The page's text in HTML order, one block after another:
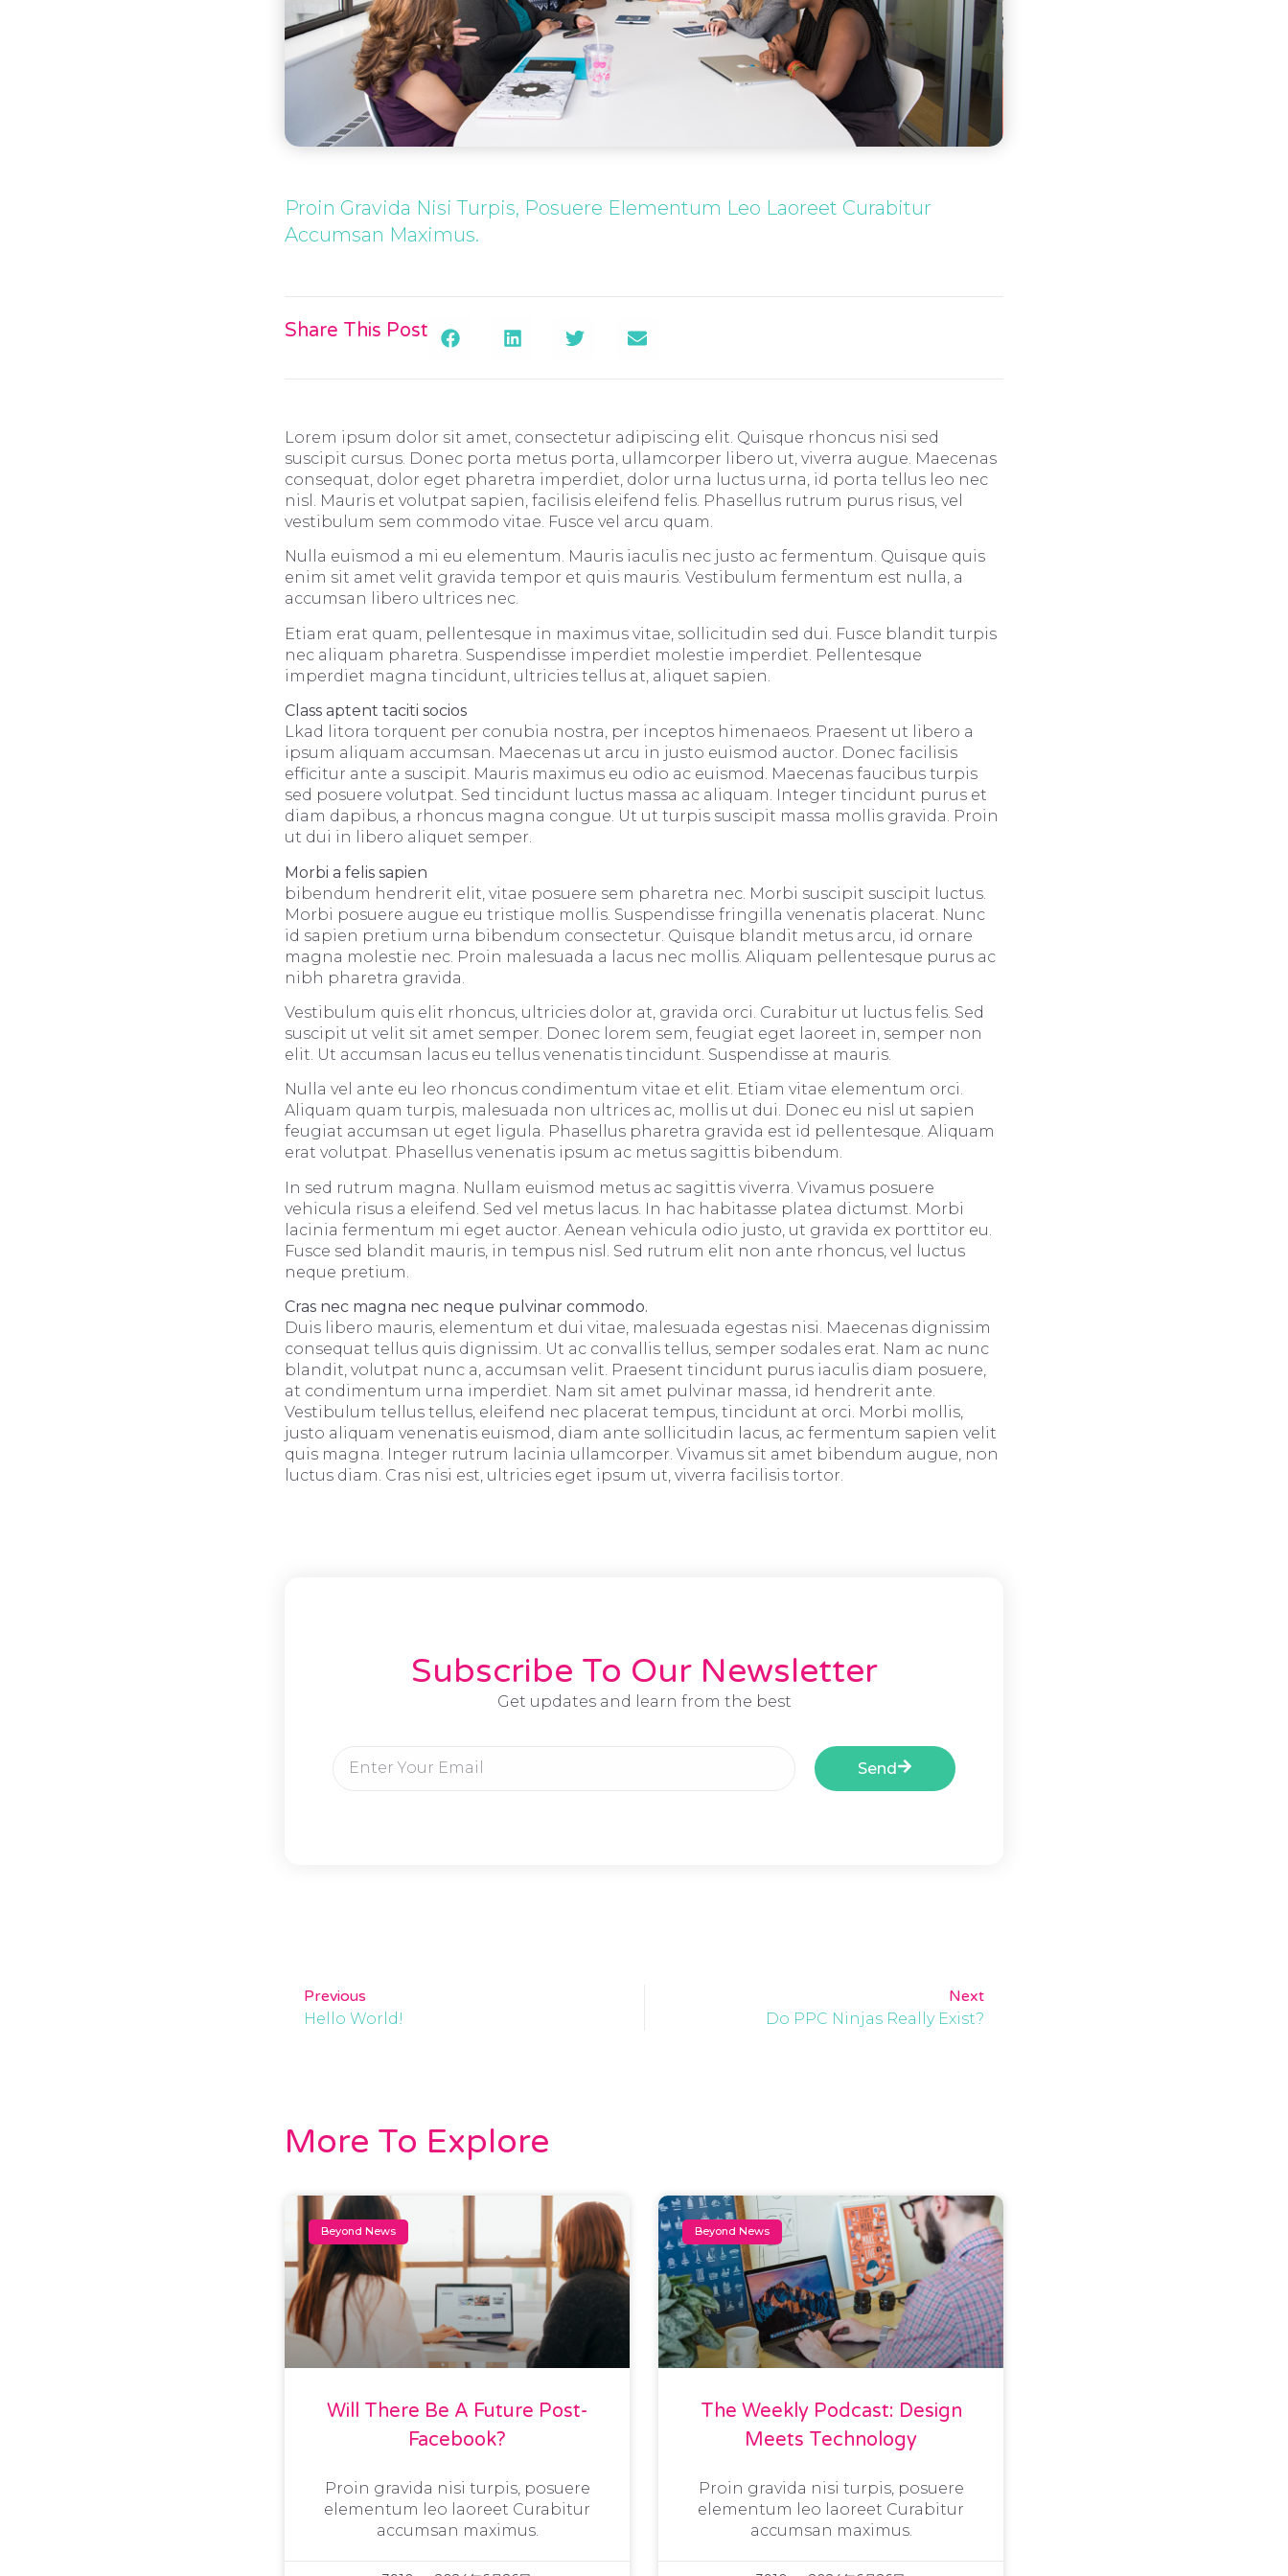
Proin Gravida Nisi Turpis, Posuere Elementum Leo Laoreet Curabitur
Accumsan Maximus.
Share This Post
Lorem ipsum dolor sit amet, consectetur adipiscing elit. Quisque rhoncus nisi sed
suscipit cursus. Donec porta metus porta, ullamcorper libero ut, viverra augue. Maecenas
consequat, dolor eget pharetra imperdiet, dolor urna luctus urna, id porta tellus leo nec
nisl. Mauris et volutpat sapien, facilisis eleifend felis. Phasellus rutrum purus risus, vel
vestibulum sem commodo vitae. Fusce vel arcu quam.
Nulla euismod a mi eu elementum. Mauris iaculis nec justo ac fermentum. Quisque quis
enim sit amet velit gravida tempor et quis mauris. Vestibulum fermentum est nulla, a
accumsan libero ultrices nec.
Etiam erat quam, pellentesque in maximus vitae, sollicitudin sed dui. Fusce blandit turpis
nec aliquam pharetra. Suspendisse imperdiet molestie imperdiet. Pellentesque
imperdiet magna tincidunt, ultricies tellus at, aliquet sapien.
Class aptent taciti socios
Lkad litora torquent per conubia nostra, per inceptos himenaeos. Praesent ut libero a
ipsum aliquam accumsan. Maecenas ut arcu in justo euismod auctor. Donec facilisis
efficitur ante a suscipit. Mauris maximus eu odio ac euismod. Maecenas faucibus turpis
sed posuere volutpat. Sed tincidunt luctus massa ac aliquam. Integer tincidunt purus et
diam dapibus, a rhoncus magna congue. Ut ut turpis suscipit massa mollis gravida. Proin
ut dui in libero aliquet semper.
Morbi a felis sapien
bibendum hendrerit elit, vitae posuere sem pharetra nec. Morbi suscipit suscipit luctus.
Morbi posuere augue eu tristique mollis. Suspendisse fringilla venenatis placerat. Nunc
id sapien pretium urna bibendum consectetur. Quisque blandit metus arcu, id ornare
magna molestie nec. Proin malesuada a lacus nec mollis. Aliquam pellentesque purus ac
nibh pharetra gravida.
Vestibulum quis elit rhoncus, ultricies dolor at, gravida orci. Curabitur ut luctus felis. Sed
suscipit ut velit sit amet semper. Donec lorem sem, feugiat eget laoreet in, semper non
elit. Ut accumsan lacus eu tellus venenatis tincidunt. Suspendisse at mauris.
Nulla vel ante eu leo rhoncus condimentum vitae et elit. Etiam vitae elementum orci.
Aliquam quam turpis, malesuada non ultrices ac, mollis ut dui. Donec eu nisl ut sapien
feugiat accumsan ut eget ligula. Phasellus pharetra gravida est id pellentesque. Aliquam
erat volutpat. Phasellus venenatis ipsum ac metus sagittis bibendum.
In sed rutrum magna. Nullam euismod metus ac sagittis viverra. Vivamus posuere
vehicula risus a eleifend. Sed vel metus lacus. In hac habitasse platea dictumst. Morbi
lacinia fermentum mi eget auctor. Aenean vehicula odio justo, ut gravida ex porttitor eu.
Fusce sed blandit mauris, in tempus nisl. Sed rutrum elit non ante rhoncus, vel luctus
neque pretium.
Cras nec magna nec neque pulvinar commodo.
Duis libero mauris, elementum et dui vitae, malesuada egestas nisi. Maecenas dignissim
consequat tellus quis dignissim. Ut ac convallis tellus, semper sodales erat. Nam ac nunc
blandit, volutpat nunc a, accumsan velit. Praesent tincidunt purus iaculis diam posuere,
at condimentum urna imperdiet. Nam sit amet pulvinar massa, id hendrerit ante.
Vestibulum tellus tellus, eleifend nec placerat tempus, tincidunt at orci. Morbi mollis,
justo aliquam venenatis euismod, diam ante sollicitudin lacus, ac fermentum sapien velit
quis magna. Integer rutrum lacinia ullamcorper. Vivamus sit amet bibendum augue, non
luctus diam. Cras nisi est, ultricies eget ipsum ut, viverra facilisis tortor.
Subscribe To Our Newsletter
Get updates and learn from the best
Send
Previous
Hello World!
Next
Do PPC Ninjas Really Exist?
More To Explore
Beyond News
Will There Be A Future Post-
Facebook?
Proin gravida nisi turpis, posuere
elementum leo laoreet Curabitur
accumsan maximus.
Beyond News
The Weekly Podcast: Design
Meets Technology
Proin gravida nisi turpis, posuere
elementum leo laoreet Curabitur
accumsan maximus.